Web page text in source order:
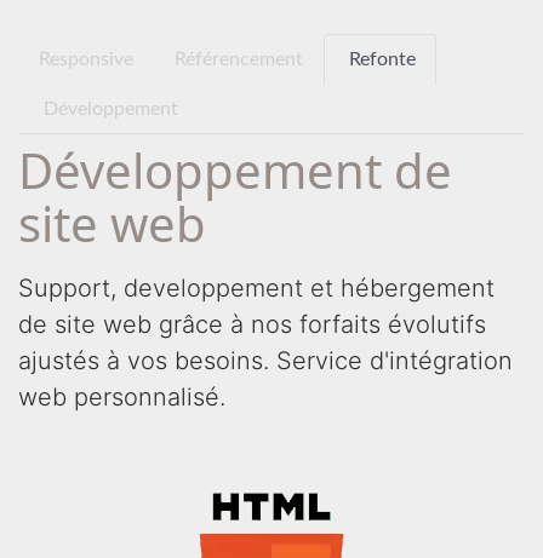
Responsive Référencement Refonte
Développement
Développement de
site web
Support, developpement et hébergement
de site web grâce à nos forfaits évolutifs
ajustés à vos besoins. Service d'intégration
web personnalisé.